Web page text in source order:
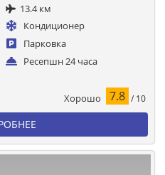
13.4 км
Кондиционер
Парковка
Ресепшн 24 часа
Хорошо 7.8 / 10